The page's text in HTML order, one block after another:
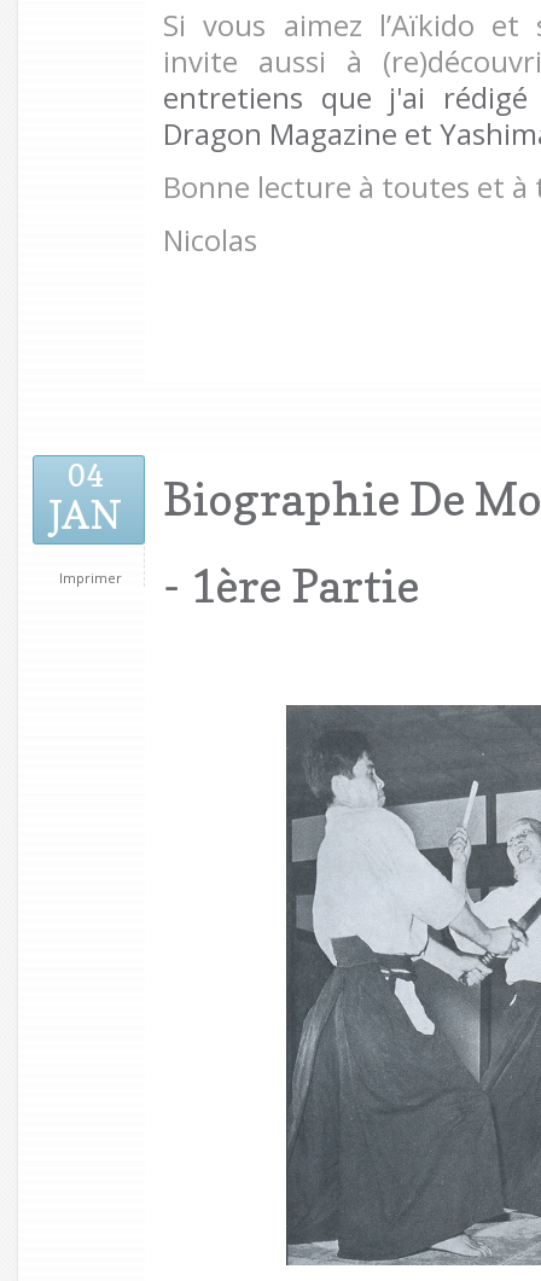
Si vous aimez l’Aïkido
invite aussi à
entretiens que j'ai rédigé
Dragon Magazine et
Bonne lecture à toutes et à
Nicolas
04
JAN
Imprimer
Biographie De
- 1ère Partie